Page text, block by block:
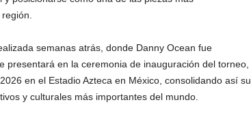
semanas atrás, donde Danny Ocean fue
presentará en la ceremonia de inauguración del torneo,
en el Estadio Azteca en México, consolidando así su
y culturales más importantes del mundo.